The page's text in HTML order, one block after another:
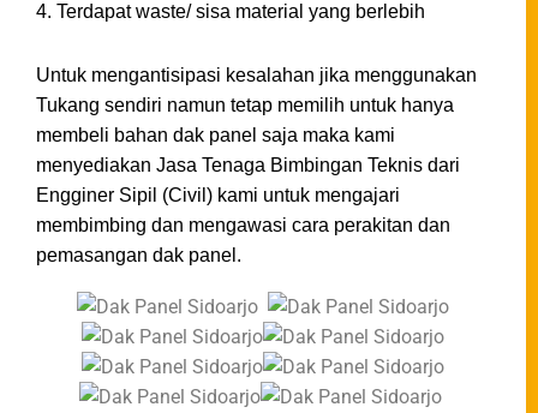
4. Terdapat waste/ sisa material yang berlebih
Untuk mengantisipasi kesalahan jika menggunakan
Tukang sendiri namun tetap memilih untuk hanya
membeli bahan dak panel saja maka kami
menyediakan Jasa Tenaga Bimbingan Teknis dari
Engginer Sipil (Civil) kami untuk mengajari
membimbing dan mengawasi cara perakitan dan
pemasangan dak panel.